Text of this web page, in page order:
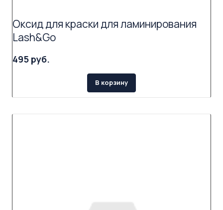
Оксид для краски для ламинирования
Lash&Go
495 руб.
В корзину